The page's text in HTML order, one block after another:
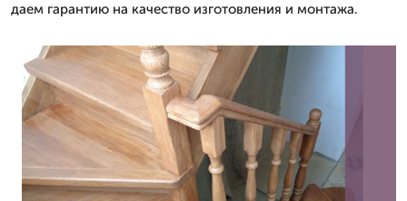
даем гарантию на качество изготовления и монтажа.